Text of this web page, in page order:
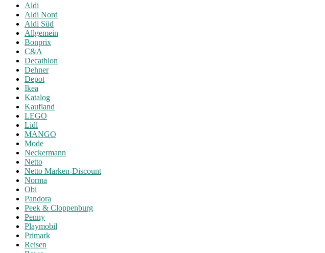
Aldi
Aldi Nord
Aldi Süd
Allgemein
Bonprix
C&A
Decathlon
Dehner
Depot
Ikea
Katalog
Kaufland
LEGO
Lidl
MANGO
Mode
Neckermann
Netto
Netto Marken-Discount
Norma
Obi
Pandora
Peek & Cloppenburg
Penny
Playmobil
Primark
Reisen